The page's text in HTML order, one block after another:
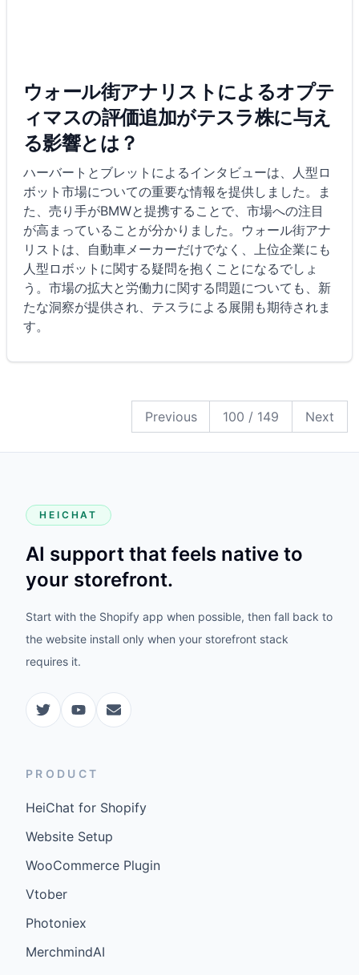
ウォール街アナリストによるオプテ
ィマスの評価追加がテスラ株に与え
る影響とは？
ハーバートとブレットによるインタビューは、人型ロ
ボット市場についての重要な情報を提供しました。ま
た、売り手がBMWと提携することで、市場への注目
が高まっていることが分かりました。ウォール街アナ
リストは、自動車メーカーだけでなく、上位企業にも
人型ロボットに関する疑問を抱くことになるでしょ
う。市場の拡大と労働力に関する問題についても、新
たな洞察が提供され、テスラによる展開も期待されま
す。
Previous 100 / 149 Next18
19
20
21
22
23
24
25
26
27
28
29
30
31
32
33
34
35
36
37
38
39
40
41
42
43
44
45
46
47
48
49
50
51
52
53
54
55
56
57
58
59
60
61
62
63
64
65
66
67
68
69
70
87
88
89
90
91
92
93
94
95
96
97
98
99
100
101
102
103
104
105
106
107
108
109
110
111
112
113
114
115
116
117
118
119
120
121
122
123
124
125
126
127
128
129
130
131
132
133
134
135
136
137
138
139
140
141
142
143
144
145
146
147
148
149
HEICHAT
AI support that feels native to
your storefront.
Start with the Shopify app when possible, then fall back to
the website install only when your storefront stack
requires it.
PRODUCT
HeiChat for Shopify
Website Setup
WooCommerce Plugin
Vtober
Photoniex
MerchmindAI